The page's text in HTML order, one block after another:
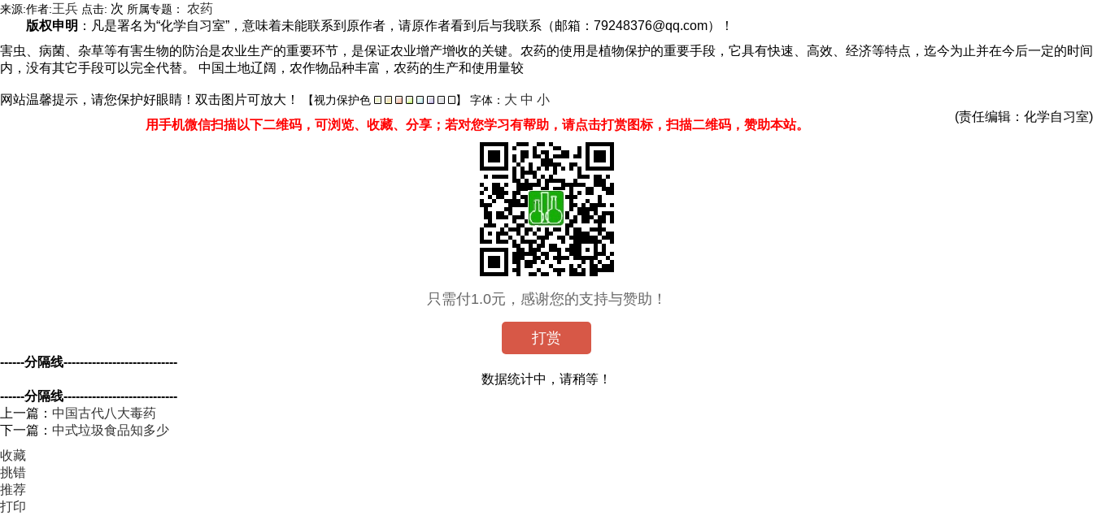
来源:作者:王兵 点击: 次 所属专题：
农药
版权申明 ：凡是署名为“化学自习室”，意味着未能联系到原作者，请原作者看到后与我联系（邮箱：79248376@qq.com）！
害虫、病菌、杂草等有害生物的防治是农业生产的重要环节，是保证农业增产增收的关键。农药的使用是植物保护的重要手段，它具有快速、高效、经济等特点，迄今为止并在今后一定的时间
内，没有其它手段可以完全代替。 中国土地辽阔，农作物品种丰富，农药的生产和使用量较
网站温馨提示，请您保护好眼睛！双击图片可放大！ 【视力保护色 】 字体： 大 中 小
(责任编辑：化学自习室)
用手机微信扫描以下二维码，可浏览、收藏、分享；若对您学习有帮助，请点击打赏图标，扫描二维码，赞助本站。
只需付1.0元，感谢您的支持与赞助！
打赏
------分隔线----------------------------
数据统计中，请稍等！
------分隔线----------------------------
上一篇： 中国古代八大毒药
下一篇： 中式垃圾食品知多少
收藏
挑错
推荐
打印